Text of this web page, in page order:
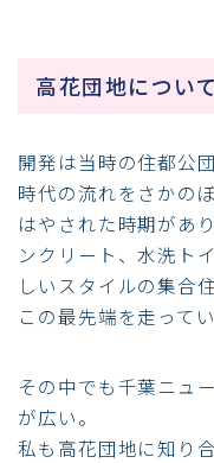
高花団地について
開発は当時の住都公
時代の流れをさかの
はやされた時期があ
ンクリート、水洗ト
しいスタイルの集合
この最先端を走って
その中でも千葉ニュ
が広い。
私も高花団地に知り